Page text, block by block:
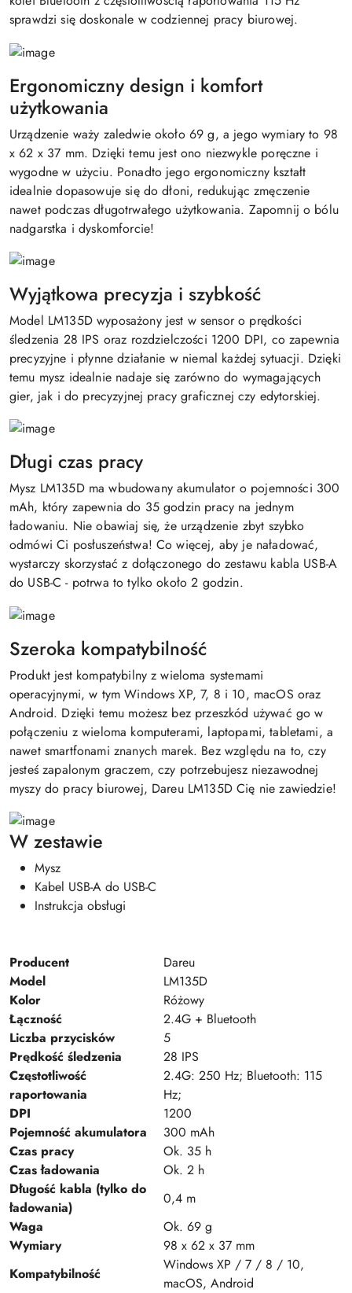
sprawdzi się doskonale w codziennej pracy biurowej.
Ergonomiczny design i komfort
użytkowania
Urządzenie waży zaledwie około 69 g, a jego wymiary to 98
x 62 x 37 mm. Dzięki temu jest ono niezwykle poręczne i
wygodne w użyciu. Ponadto jego ergonomiczny kształt
idealnie dopasowuje się do dłoni, redukując zmęczenie
nawet podczas długotrwałego użytkowania. Zapomnij o bólu
nadgarstka i dyskomforcie!
Wyjątkowa precyzja i szybkość
Model LM135D wyposażony jest w sensor o prędkości
śledzenia 28 IPS oraz rozdzielczości 1200 DPI, co zapewnia
precyzyjne i płynne działanie w niemal każdej sytuacji. Dzięki
temu mysz idealnie nadaje się zarówno do wymagających
gier, jak i do precyzyjnej pracy graficznej czy edytorskiej.
Długi czas pracy
Mysz LM135D ma wbudowany akumulator o pojemności 300
mAh, który zapewnia do 35 godzin pracy na jednym
ładowaniu. Nie obawiaj się, że urządzenie zbyt szybko
odmówi Ci posłuszeństwa! Co więcej, aby je naładować,
wystarczy skorzystać z dołączonego do zestawu kabla USB-A
do USB-C - potrwa to tylko około 2 godzin.
Szeroka kompatybilność
Produkt jest kompatybilny z wieloma systemami
operacyjnymi, w tym Windows XP, 7, 8 i 10, macOS oraz
Android. Dzięki temu możesz bez przeszkód używać go w
połączeniu z wieloma komputerami, laptopami, tabletami, a
nawet smartfonami znanych marek. Bez względu na to, czy
jesteś zapalonym graczem, czy potrzebujesz niezawodnej
myszy do pracy biurowej, Dareu LM135D Cię nie zawiedzie!
W zestawie
Mysz
Kabel USB-A do USB-C
Instrukcja obsługi
Producent
Dareu
Model
LM135D
Kolor
Różowy
Łączność
2.4G + Bluetooth
Liczba przycisków
5
Prędkość śledzenia
28 IPS
Częstotliwość
raportowania
2.4G: 250 Hz; Bluetooth: 115
Hz;
DPI
1200
Pojemność akumulatora
300 mAh
Czas pracy
Ok. 35 h
Czas ładowania
Ok. 2 h
Długość kabla (tylko do
ładowania)
0,4 m
Waga
Ok. 69 g
Wymiary
98 x 62 x 37 mm
Kompatybilność
Windows XP / 7 / 8 / 10,
macOS, Android